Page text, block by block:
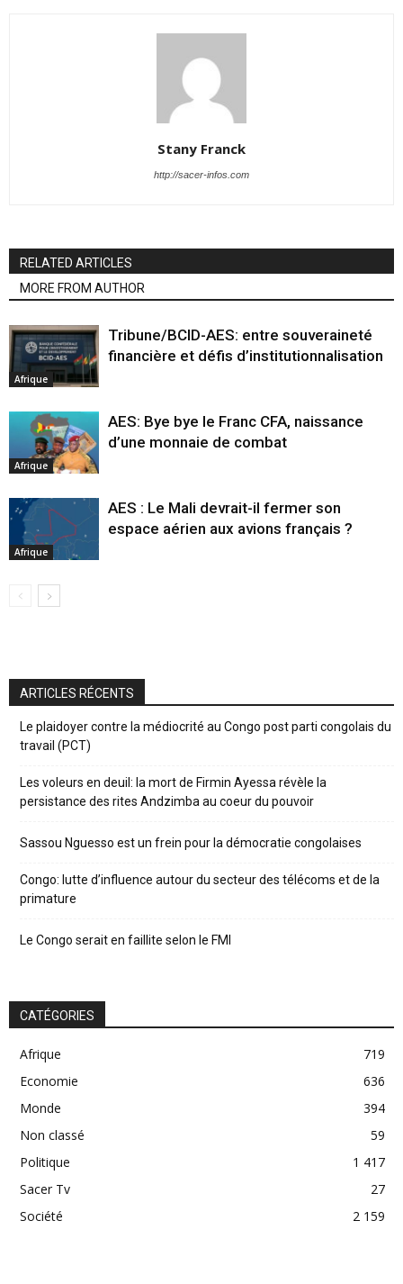
Stany Franck
http://sacer-infos.com
RELATED ARTICLES
MORE FROM AUTHOR
Afrique
Tribune/BCID-AES: entre souveraineté
financière et défis d’institutionnalisation
Afrique
AES: Bye bye le Franc CFA, naissance
d’une monnaie de combat
Afrique
AES : Le Mali devrait-il fermer son
espace aérien aux avions français ?
ARTICLES RÉCENTS
Le plaidoyer contre la médiocrité au Congo post parti congolais du
travail (PCT)
Les voleurs en deuil: la mort de Firmin Ayessa révèle la
persistance des rites Andzimba au coeur du pouvoir
Sassou Nguesso est un frein pour la démocratie congolaises
Congo: lutte d’influence autour du secteur des télécoms et de la
primature
Le Congo serait en faillite selon le FMI
CATÉGORIES
Afrique
719
Economie
636
Monde
394
Non classé
59
Politique
1 417
Sacer Tv
27
Société
2 159